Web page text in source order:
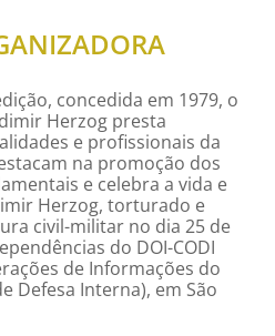
concedida em 1979, o
Herzog presta
e profissionais da
na promoção dos
e celebra a vida e
Herzog, torturado e
civil-militar no dia 25 de
do DOI-CODI
de Informações do
Defesa Interna), em São